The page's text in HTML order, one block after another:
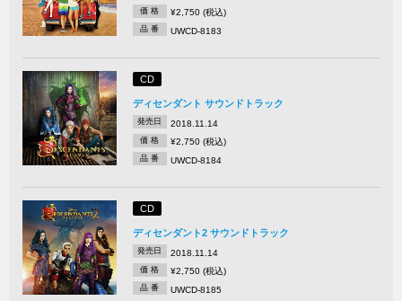
価 格 ¥2,750 (税込)
品 番 UWCD-8183
CD
ディセンダント サウンドトラック
発売日 2018.11.14
価 格 ¥2,750 (税込)
品 番 UWCD-8184
CD
ディセンダント2 サウンドトラック
発売日 2018.11.14
価 格 ¥2,750 (税込)
品 番 UWCD-8185